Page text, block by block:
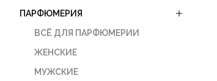
ПАРФЮМЕРИЯ
ВСЁ ДЛЯ ПАРФЮМЕРИИ
ЖЕНСКИЕ
МУЖСКИЕ